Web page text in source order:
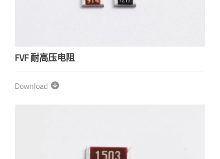
FVF 耐高压电阻
Download